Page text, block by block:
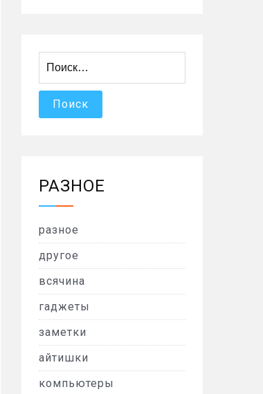
РАЗНОЕ
разное
другое
всячина
гаджеты
заметки
айтишки
компьютеры